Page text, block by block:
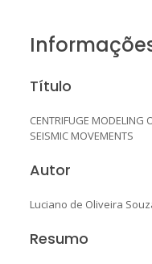
Título
CENTRIFUGE MODELING
SEISMIC MOVEMENTS
Autor
Luciano de Oliveira
Resumo